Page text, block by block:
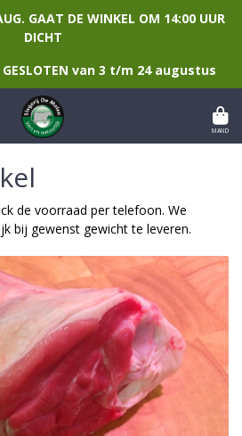
GAAT DE WINKEL OM 14:00 UUR
DICHT
van 3 t/m 24 augustus
MAND
de voorraad per telefoon. We
bij gewenst gewicht te leveren.